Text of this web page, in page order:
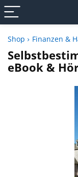
Shop Finanzen &
eBook &